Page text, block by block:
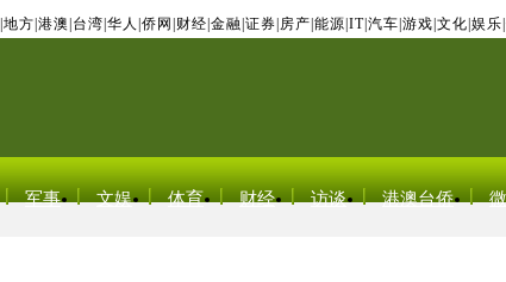
地方 港澳 台湾 华人 侨网 财经 金融 证券 房产 能源 IT| 汽车 游戏 文化 娱乐
军事 文娱 体育 财经 访谈 港澳台侨